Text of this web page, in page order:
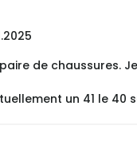
de chaussures.
un 41 le 40